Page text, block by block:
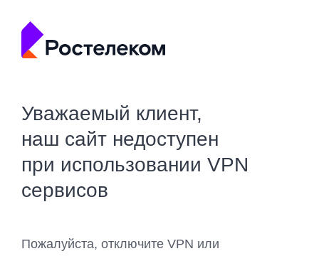
Уважаемый клиент,
наш сайт недоступен
при использовании VPN
сервисов
Пожалуйста, отключите VPN или